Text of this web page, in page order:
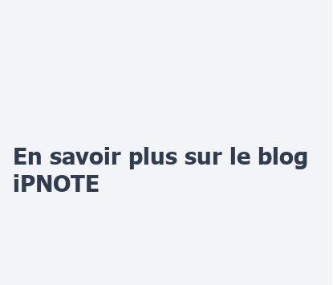
En savoir plus sur le blog
iPNOTE